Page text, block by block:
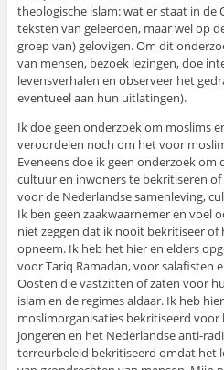
theologische islam: wat er staat in de
teksten van geleerden, maar wel op
groep van) gelovigen. Om dit
van mensen, bezoek lezingen, doe
levensverhalen en observeer het
eventueel aan hun uitlatingen).
Ik doe geen onderzoek om moslims
veroordelen noch om het voor
Eveneens doe ik geen onderzoek om
cultuur en inwoners te bekritiseren
voor de Nederlandse samenleving,
Ik ben geen zaakwaarnemer en voel
niet zeggen dat ik nooit bekritiseer
opneem. Ik heb het hier en elders
voor Tariq Ramadan, voor salafisten
Oosten die vastzitten of zaten voor
islam en de regimes aldaar. Ik heb
moslimorganisaties bekritiseerd
jongeren en het Nederlandse anti-
terreurbeleid bekritiseerd omdat het